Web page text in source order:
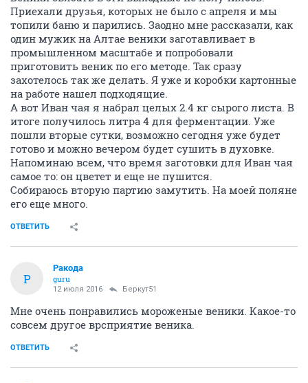
Приехали друзья, которых не было с апреля и мы
топили баню и парились. Заодно мне рассказали, как
один мужик на Алтае веники заготавливает в
промышленном масштабе и попробовали
приготовить веник по его методе. Так сразу
захотелось так же делать. Я уже и коробки картонные
на работе нашел подходящие.
А вот Иван чая я набрал целых 2.4 кг сырого листа. В
итоге получилось литра 4 для ферментации. Уже
пошли вторые сутки, возможно сегодня уже будет
готово и можно вечером будет сушить в духовке.
Напоминаю всем, что время заготовки для Иван чая
самое то: он цветет и еще не пушится.
Собираюсь вторую партию замутить. На моей поляне
его еще много.
ОТВЕТИТЬ
Р
Ракода
guru
12 июля 2016 Беркут51
Мне очень понравились мороженые веники. Какое-то
совсем другое врсприятие веника.
ОТВЕТИТЬ